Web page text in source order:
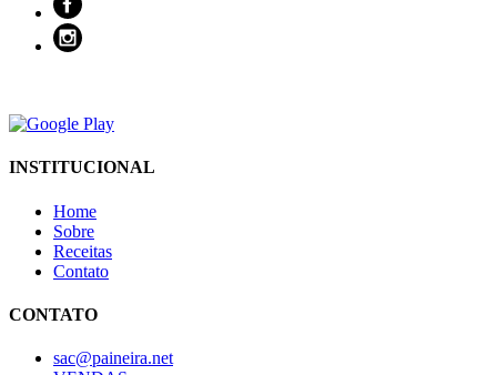
INSTITUCIONAL
Home
Sobre
Receitas
Contato
CONTATO
sac@paineira.net